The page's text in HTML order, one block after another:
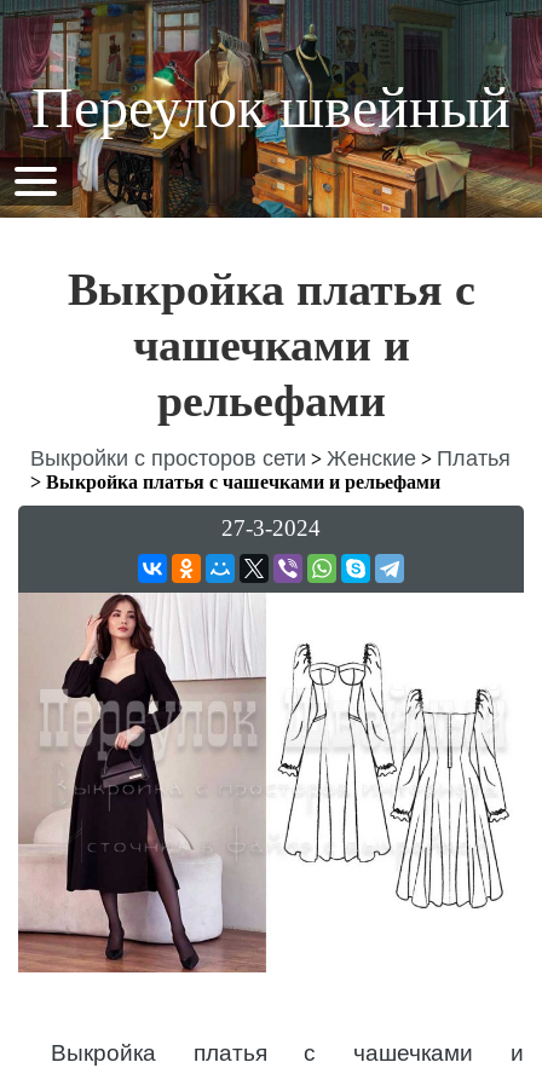
Переулок швейный
Выкройка платья с
чашечками и
рельефами
Выкройки с просторов сети > Женские > Платья
> Выкройка платья с чашечками и рельефами
27-3-2024
Выкройка платья с чашечками и